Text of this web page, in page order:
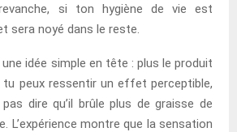
si ton hygiène de vie est
sera noyé dans le reste.
idée simple en tête : plus le produit
peux ressentir un effet perceptible,
dire qu’il brûle plus de graisse de
L’expérience montre que la sensation